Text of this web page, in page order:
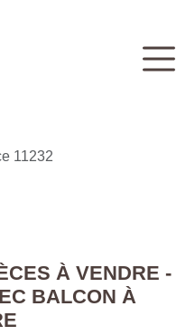
11232
À VENDRE -
BALCON À